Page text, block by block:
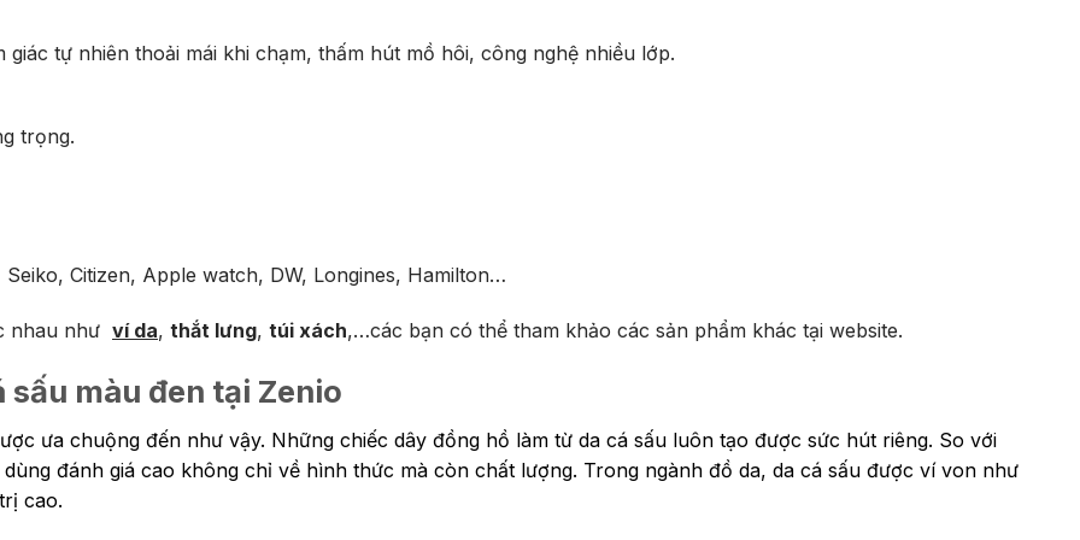
tự nhiên thoải mái khi chạm, thấm hút mồ hôi, công nghệ nhiều lớp.
trọng.
Citizen, Apple watch, DW, Longines, Hamilton…
nhau như ví da, thắt lưng, túi xách,…các bạn có thể tham khảo các sản phẩm khác tại website.
màu đen tại Zenio
ưa chuộng đến như vậy. Những chiếc dây đồng hồ làm từ da cá sấu luôn tạo được sức hút riêng. So với
đánh giá cao không chỉ về hình thức mà còn chất lượng. Trong ngành đồ da, da cá sấu được ví von như
cao.